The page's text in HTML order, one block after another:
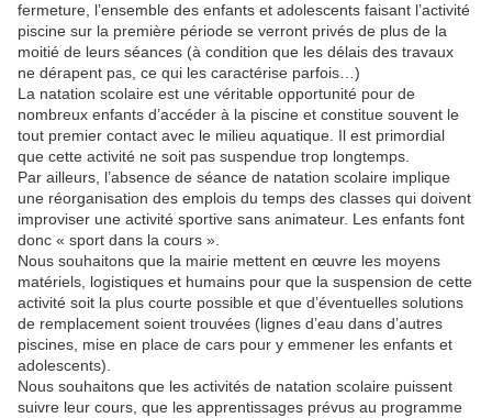
fermeture, l’ensemble des enfants et adolescents faisant l’activité
piscine sur la première période se verront privés de plus de la
moitié de leurs séances (à condition que les délais des travaux
ne dérapent pas, ce qui les caractérise parfois…)
La natation scolaire est une véritable opportunité pour de
nombreux enfants d’accéder à la piscine et constitue souvent le
tout premier contact avec le milieu aquatique. Il est primordial
que cette activité ne soit pas suspendue trop longtemps.
Par ailleurs, l’absence de séance de natation scolaire implique
une réorganisation des emplois du temps des classes qui doivent
improviser une activité sportive sans animateur. Les enfants font
donc « sport dans la cours ».
Nous souhaitons que la mairie mettent en œuvre les moyens
matériels, logistiques et humains pour que la suspension de cette
activité soit la plus courte possible et que d’éventuelles solutions
de remplacement soient trouvées (lignes d’eau dans d’autres
piscines, mise en place de cars pour y emmener les enfants et
adolescents).
Nous souhaitons que les activités de natation scolaire puissent
suivre leur cours, que les apprentissages prévus au programme